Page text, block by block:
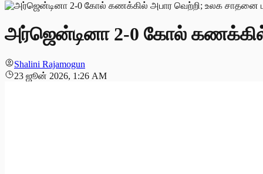
அர்ஜென்டினா 2-0 கோல்
Shalini Rajamogun
23 ஜூன் 2026, 1:26 AM